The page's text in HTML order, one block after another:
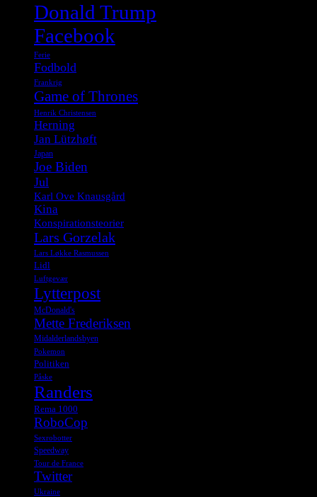
Donald Trump
Facebook
Ferie
Fodbold
Frankrig
Game of Thrones
Henrik Christensen
Herning
Jan Lützhøft
Japan
Joe Biden
Jul
Karl Ove Knausgård
Kina
Konspirationsteorier
Lars Gorzelak
Lars Løkke Rasmussen
Lidl
Luftgevær
Lytterpost
McDonald's
Mette Frederiksen
Midalderlandsbyen
Pokemon
Politiken
Påske
Randers
Rema 1000
RoboCop
Sexrobotter
Speedway
Tour de France
Twitter
Ukraine